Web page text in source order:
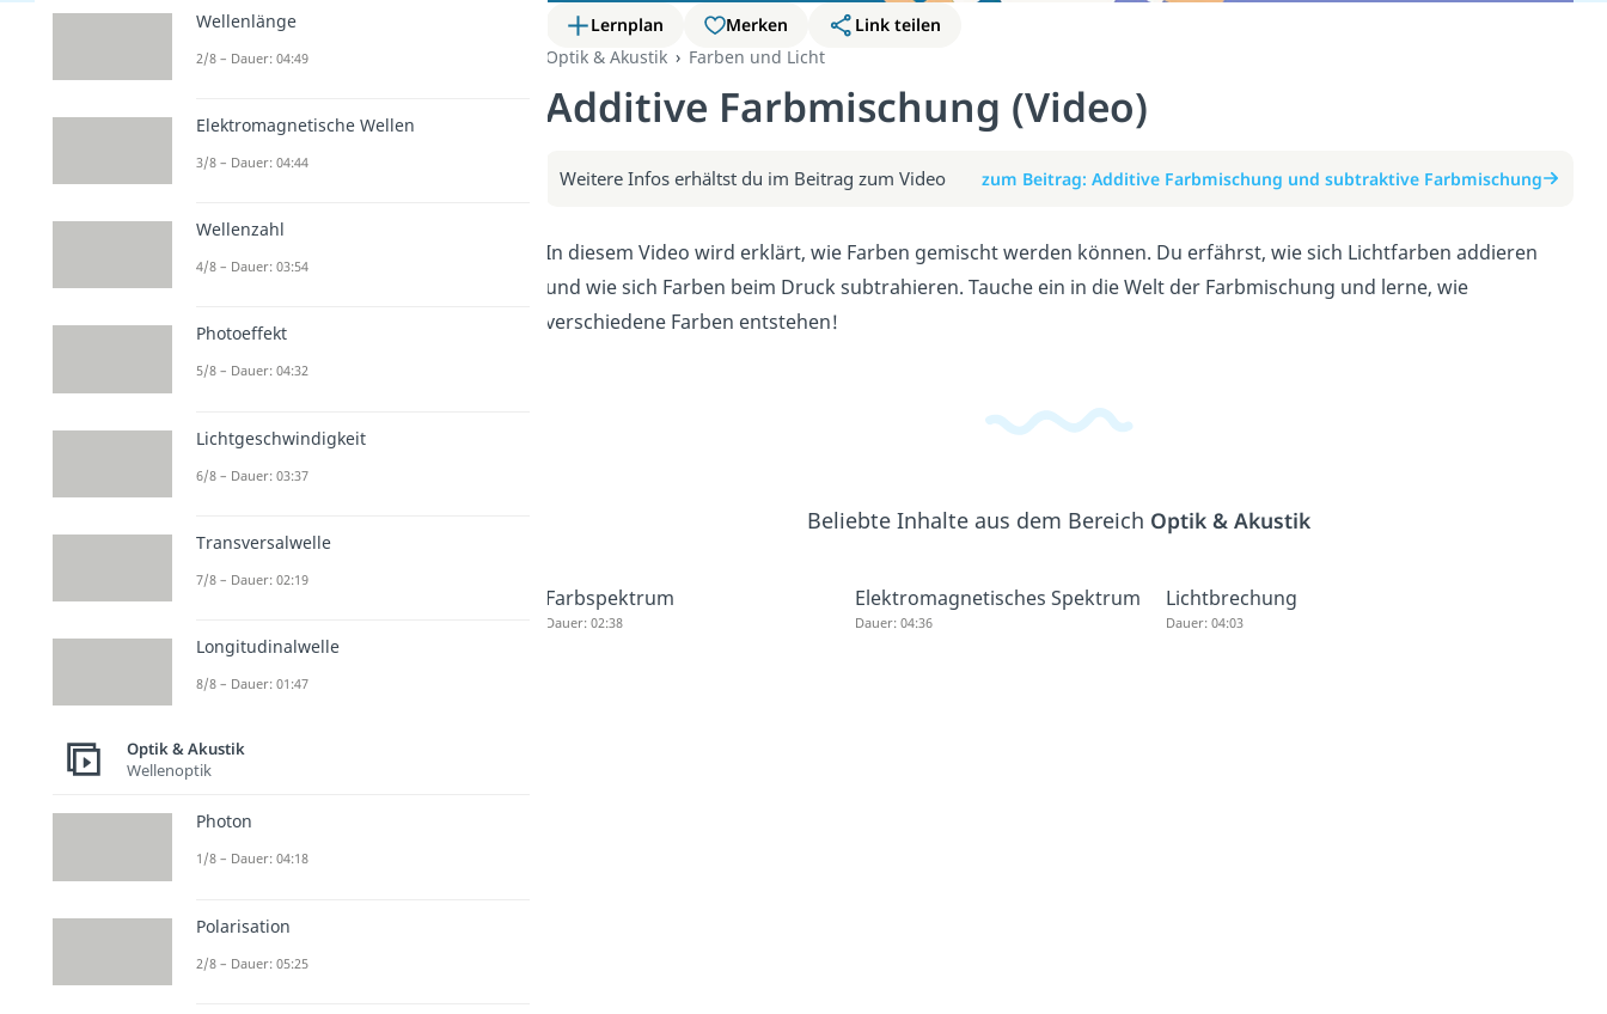
Lernplan Merken
Link teilen
Optik & Akustik
Farben und Licht
Additive Farbmischung (Video)
Weitere Infos erhältst du im Beitrag zum Video zum Beitrag: Additive Farbmischung und subtraktive Farbmischung
In diesem Video wird erklärt, wie Farben gemischt werden können. Du erfährst, wie sich Lichtfarben addieren
und wie sich Farben beim Druck subtrahieren. Tauche ein in die Welt der Farbmischung und lerne, wie
verschiedene Farben entstehen!
Beliebte Inhalte aus dem Bereich Optik & Akustik
Farbspektrum
Dauer: 02:38
Elektromagnetisches Spektrum
Dauer: 04:36
Lichtbrechung
Dauer: 04:03
Wellenlänge
2/8 – Dauer: 04:49
Elektromagnetische Wellen
3/8 – Dauer: 04:44
Wellenzahl
4/8 – Dauer: 03:54
Photoeffekt
5/8 – Dauer: 04:32
Lichtgeschwindigkeit
6/8 – Dauer: 03:37
Transversalwelle
7/8 – Dauer: 02:19
Longitudinalwelle
8/8 – Dauer: 01:47
Optik & Akustik
Wellenoptik
Photon
1/8 – Dauer: 04:18
Polarisation
2/8 – Dauer: 05:25